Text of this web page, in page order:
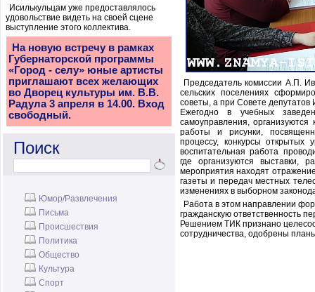
Исилькульцам уже предоставлялось
удовольствие видеть на своей сцене
выступление этого коллектива.
На новую встречу в рамках
Губернаторской программы
«Город - селу» юные артисты
приглашают всех желающих
во Дворец культуры им. В.В.
Радула 3 апреля в 14.00. Вход
свободный.
Поиск
Юмор/Развлечения
Письма
Происшествия
Политика
Общество
Культура
Спорт
Председатель комиссии А.П.
сельских поселениях
советы, а при Совете
Ежегодно в учебных
самоуправления,
работы и рисунки,
процессу, конкурсы открытых
воспитательная работа
где организуются выставки,
мероприятия находят
газеты и передач местных
изменениях в выборном
Работа в этом направлении
гражданскую ответственность
Решением ТИК признано
сотрудничества, одобрены